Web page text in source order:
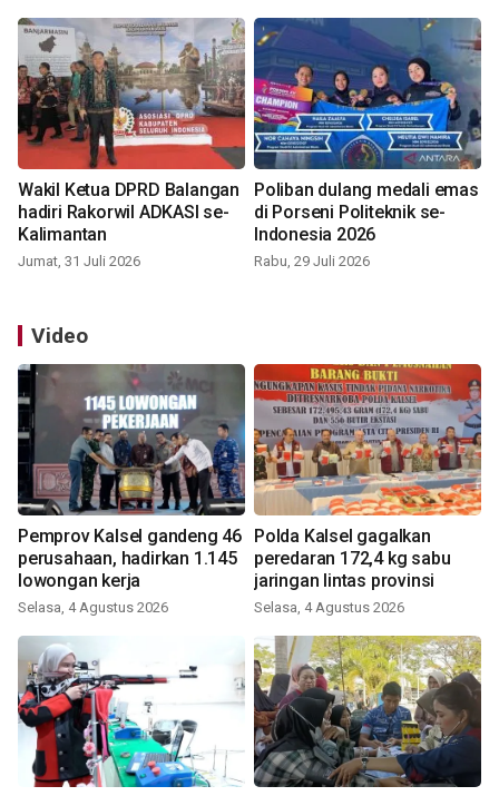
Wakil Ketua DPRD Balangan
hadiri Rakorwil ADKASI se-
Kalimantan
Jumat, 31 Juli 2026
Poliban dulang medali emas
di Porseni Politeknik se-
Indonesia 2026
Rabu, 29 Juli 2026
Video
Pemprov Kalsel gandeng 46
perusahaan, hadirkan 1.145
lowongan kerja
Selasa, 4 Agustus 2026
Polda Kalsel gagalkan
peredaran 172,4 kg sabu
jaringan lintas provinsi
Selasa, 4 Agustus 2026